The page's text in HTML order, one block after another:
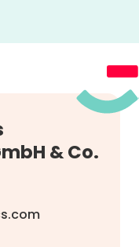
& Co.